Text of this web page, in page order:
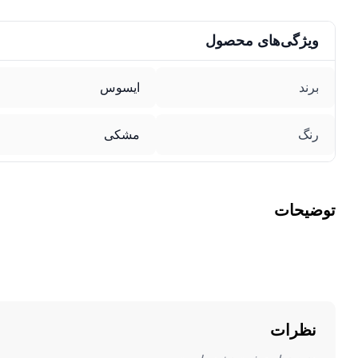
ویژگی‌های محصول
برند ایسوس
رنگ مشکی
توضیحات
نظرات